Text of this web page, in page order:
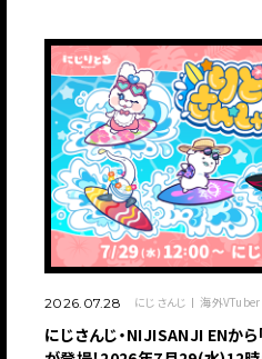
2026.07.28 にじさんじ 海外VTuber
にじさんじ・NIJISANJI ENから